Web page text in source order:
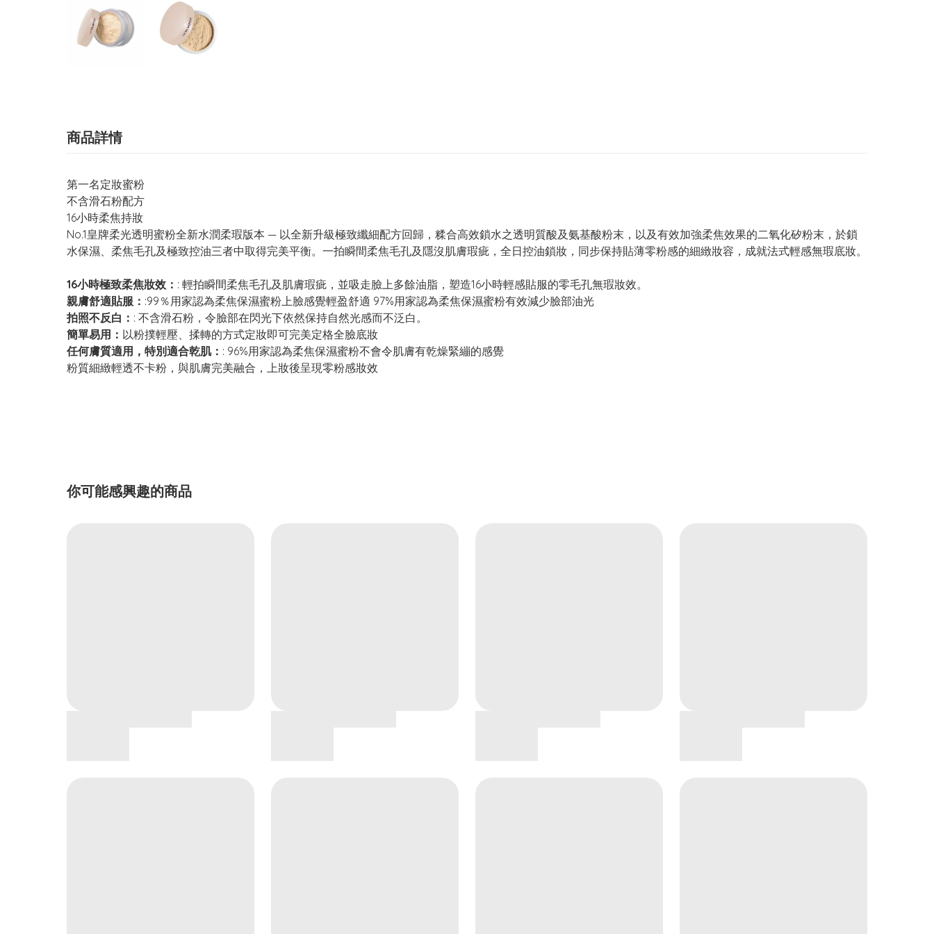
商品詳情
第一名定妝蜜粉
不含滑石粉配方
16小時柔焦持妝
No.1皇牌柔光透明蜜粉全新水潤柔瑕版本 — 以全新升級極致纖細配方回歸，糅合高效鎖水之透明質酸及氨基酸粉末，以及有效加強柔焦效果的二氧化矽粉末，於鎖
水保濕、柔焦毛孔及極致控油三者中取得完美平衡。一拍瞬間柔焦毛孔及隱沒肌膚瑕疵，全日控油鎖妝，同步保持貼薄零粉感的細緻妝容，成就法式輕感無瑕底妝。
16小時極致柔焦妝效： : 輕拍瞬間柔焦毛孔及肌膚瑕疵，並吸走臉上多餘油脂，塑造16小時輕感貼服的零毛孔無瑕妝效。
親膚舒適貼服： :99％用家認為柔焦保濕蜜粉上臉感覺輕盈舒適 97%用家認為柔焦保濕蜜粉有效減少臉部油光
拍照不反白： : 不含滑石粉，令臉部在閃光下依然保持自然光感而不泛白。
簡單易用： 以粉撲輕壓、揉轉的方式定妝即可完美定格全臉底妝
任何膚質適用，特別適合乾肌： : 96%用家認為柔焦保濕蜜粉不會令肌膚有乾燥緊繃的感覺
粉質細緻輕透不卡粉，與肌膚完美融合，上妝後呈現零粉感妝效
你可能感興趣的商品